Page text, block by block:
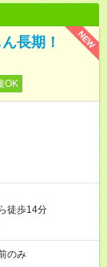
NEW
長期！
OK
徒歩14分
のみ